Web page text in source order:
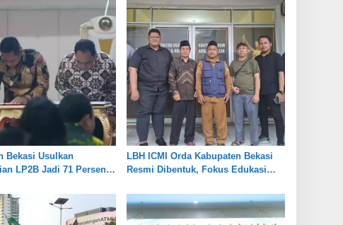
Bekasi Usulkan
LP2B Jadi 71 Persen,
LBH ICMI Orda Kabupaten Bekasi
Resmi Dibentuk, Fokus Edukasi